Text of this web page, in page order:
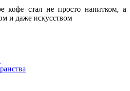
кофе стал не просто напитком, а
и даже искусством